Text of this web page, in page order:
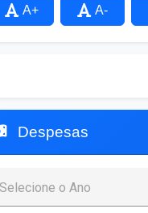
A+ A-
Despesas